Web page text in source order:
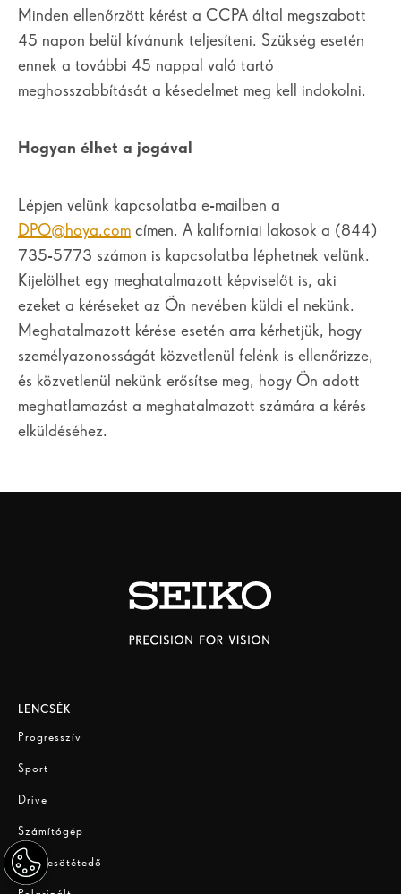
Minden ellenőrzött kérést a CCPA által megszabott
45 napon belül kívánunk teljesíteni. Szükség esetén
ennek a további 45 nappal való tartó
meghosszabbítását a késedelmet meg kell indokolni.
Hogyan élhet a jogával
Lépjen velünk kapcsolatba e-mailben a
DPO@hoya.com címen. A kaliforniai lakosok a (844)
735-5773 számon is kapcsolatba léphetnek velünk.
Kijelölhet egy meghatalmazott képviselőt is, aki
ezeket a kéréseket az Ön nevében küldi el nekünk.
Meghatalmazott kérése esetén arra kérhetjük, hogy
személyazonosságát közvetlenül felénk is ellenőrizze,
és közvetlenül nekünk erősítse meg, hogy Ön adott
meghatlamazást a meghatalmazott számára a kérés
elküldéséhez.
LENCSÉK
Progresszív
Sport
Drive
Számítógép
Fényresötétedő